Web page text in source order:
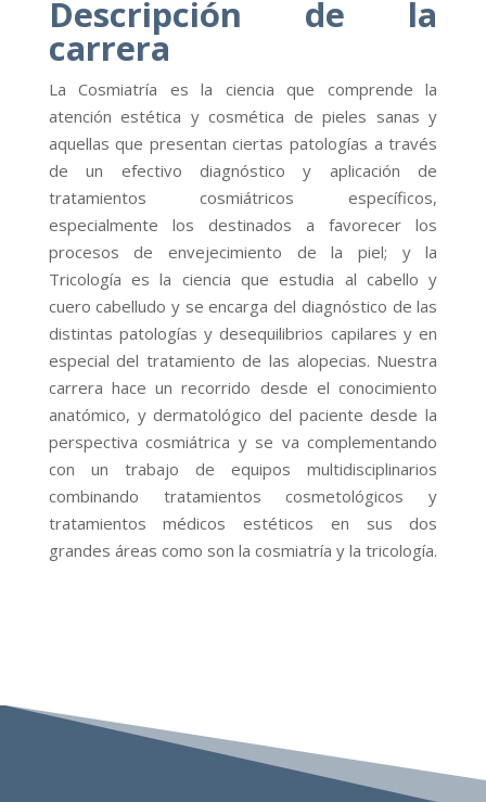
Descripción de la
carrera
La Cosmiatría es la ciencia que comprende la
atención estética y cosmética de pieles sanas y
aquellas que presentan ciertas patologías a través
de un efectivo diagnóstico y aplicación de
tratamientos cosmiátricos específicos,
especialmente los destinados a favorecer los
procesos de envejecimiento de la piel; y la
Tricología es la ciencia que estudia al cabello y
cuero cabelludo y se encarga del diagnóstico de las
distintas patologías y desequilibrios capilares y en
especial del tratamiento de las alopecias. Nuestra
carrera hace un recorrido desde el conocimiento
anatómico, y dermatológico del paciente desde la
perspectiva cosmiátrica y se va complementando
con un trabajo de equipos multidisciplinarios
combinando tratamientos cosmetológicos y
tratamientos médicos estéticos en sus dos
grandes áreas como son la cosmiatría y la tricología.